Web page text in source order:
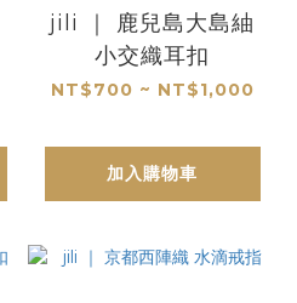
jili ｜ 鹿兒島大島紬
小交織耳扣
NT$700 ~ NT$1,000
加入購物車